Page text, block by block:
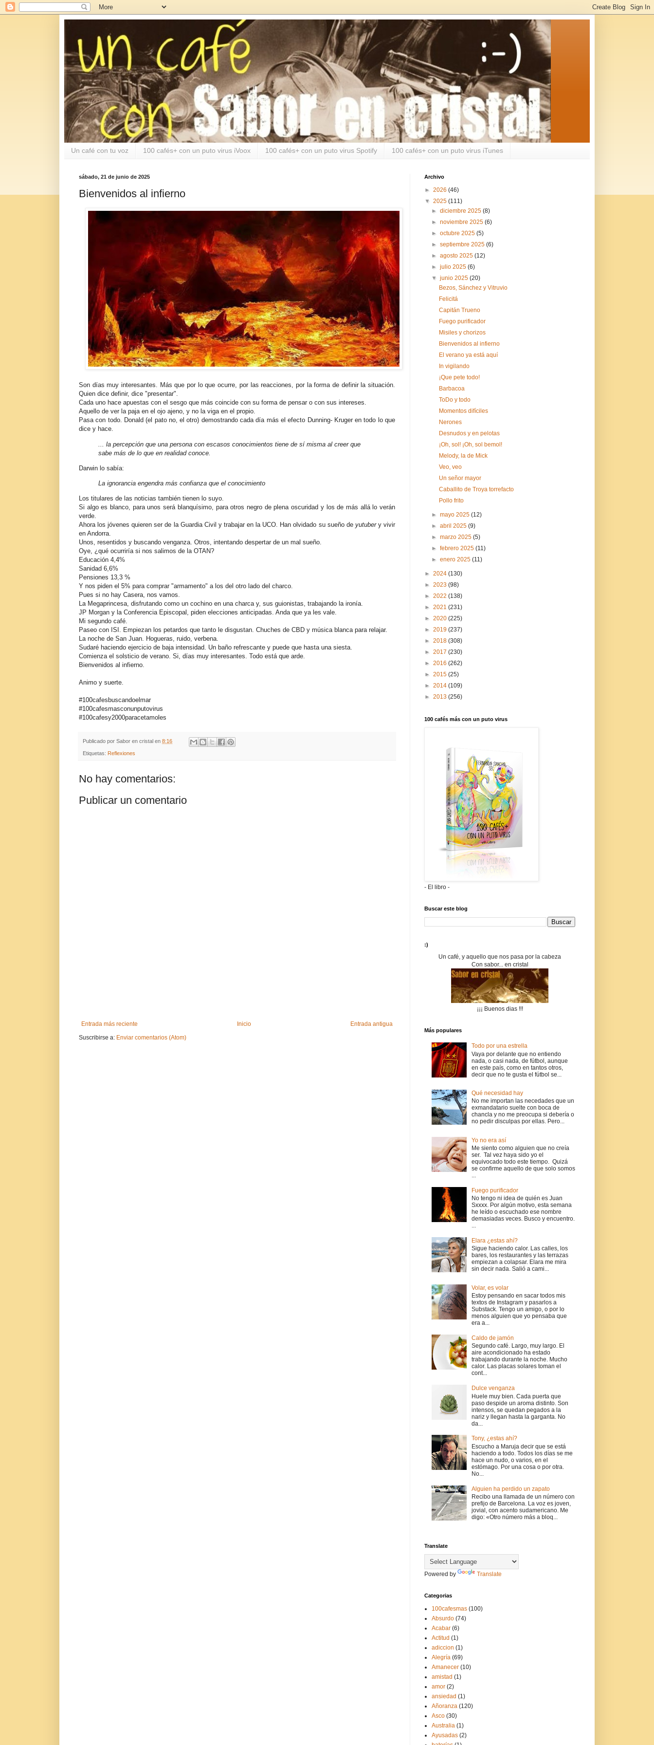
Un café con tu voz 100 cafés+ con un puto virus iVoox 100 cafés+ con un puto virus Spotify 100 cafés+ con un puto virus iTunes
sábado, 21 de junio de 2025
Bienvenidos al infierno
Son días muy interesantes. Más que por lo que ocurre, por las reacciones, por la forma de definir la situación.
Quien dice definir, dice "presentar".
Cada uno hace apuestas con el sesgo que más coincide con su forma de pensar o con sus intereses.
Aquello de ver la paja en el ojo ajeno, y no la viga en el propio.
Pasa con todo. Donald (el pato no, el otro) demostrando cada día más el efecto Dunning- Kruger en todo lo que
dice y hace.
... la percepción que una persona con escasos conocimientos tiene de sí misma al creer que
sabe más de lo que en realidad conoce.
Darwin lo sabía:
La ignorancia engendra más confianza que el conocimiento
Los titulares de las noticias también tienen lo suyo.
Si algo es blanco, para unos será blanquísimo, para otros negro de plena oscuridad y los de más allá lo verán
verde.
Ahora los jóvenes quieren ser de la Guardia Civil y trabajar en la UCO. Han olvidado su sueño de yutuber y vivir
en Andorra.
Unos, resentidos y buscando venganza. Otros, intentando despertar de un mal sueño.
Oye, ¿qué ocurriría si nos salimos de la OTAN?
Educación 4,4%
Sanidad 6,6%
Pensiones 13,3 %
Y nos piden el 5% para comprar "armamento" a los del otro lado del charco.
Pues si no hay Casera, nos vamos.
La Megaprincesa, disfrutando como un cochino en una charca y, sus guionistas, trabajando la ironía.
JP Morgan y la Conferencia Episcopal, piden elecciones anticipadas. Anda que ya les vale.
Mi segundo café.
Paseo con ISI. Empiezan los petardos que tanto le disgustan. Chuches de CBD y música blanca para relajar.
La noche de San Juan. Hogueras, ruido, verbena.
Sudaré haciendo ejercicio de baja intensidad. Un baño refrescante y puede que hasta una siesta.
Comienza el solsticio de verano. Si, días muy interesantes. Todo está que arde.
Bienvenidos al infierno.
Animo y suerte.
#100cafesbuscandoelmar
#100cafesmasconunputovirus
#100cafesy2000paracetamoles
Publicado por Sabor en cristal en 8:16
Etiquetas: Reflexiones
No hay comentarios:
Publicar un comentario
Entrada más reciente Entrada antigua
Inicio
Suscribirse a: Enviar comentarios (Atom)
Archivo
► 2026 (46)
▼ 2025 (111)
►diciembre 2025(8)
►noviembre 2025(6)
►octubre 2025(5)
►septiembre 2025(6)
►agosto 2025(12)
►julio 2025(6)
▼junio 2025(20)
Bezos, Sánchez y Vitruvio
Felicitá
Capitán Trueno
Fuego purificador
Misiles y chorizos
Bienvenidos al infierno
El verano ya está aquí
In vigilando
¡Que pete todo!
Barbacoa
ToDo y todo
Momentos difíciles
Nerones
Desnudos y en pelotas
¡Oh, sol! ¡Oh, sol bemol!
Melody, la de Mick
Veo, veo
Un señor mayor
Caballito de Troya torrefacto
Pollo frito
►mayo 2025(12)
►abril 2025(9)
►marzo 2025(5)
►febrero 2025(11)
►enero 2025(11)
► 2024 (130)
► 2023 (98)
► 2022 (138)
► 2021 (231)
► 2020 (225)
► 2019 (237)
► 2018 (308)
► 2017 (230)
► 2016 (262)
► 2015 (25)
► 2014 (109)
► 2013 (256)
100 cafés más con un puto virus
- El libro -
Buscar este blog
:)
Un café, y aquello que nos pasa por la cabeza
Con sabor... en cristal
¡¡¡ Buenos dias !!!
Más populares
Todo por una estrella
Vaya por delante que no entiendo
nada, o casi nada, de fútbol, aunque
en este país, como en tantos otros,
decir que no te gusta el fútbol se...
Qué necesidad hay
No me importan las necedades que un
exmandatario suelte con boca de
chancla y no me preocupa si debería o
no pedir disculpas por ellas. Pero...
Yo no era así
Me siento como alguien que no creía
ser. Tal vez haya sido yo el
equivocado todo este tiempo. Quizá
se confirme aquello de que solo somos
...
Fuego purificador
No tengo ni idea de quién es Juan
Sxxxx. Por algún motivo, esta semana
he leído o escuchado ese nombre
demasiadas veces. Busco y encuentro.
...
Elara ¿estas ahí?
Sigue haciendo calor. Las calles, los
bares, los restaurantes y las terrazas
empiezan a colapsar. Elara me mira
sin decir nada. Salió a cami...
Volar, es volar
Estoy pensando en sacar todos mis
textos de Instagram y pasarlos a
Substack. Tengo un amigo, o por lo
menos alguien que yo pensaba que
era a...
Caldo de jamón
Segundo café. Largo, muy largo. El
aire acondicionado ha estado
trabajando durante la noche. Mucho
calor. Las placas solares toman el
cont...
Dulce venganza
Huele muy bien. Cada puerta que
paso despide un aroma distinto. Son
intensos, se quedan pegados a la
nariz y llegan hasta la garganta. No
da...
Tony, ¿estas ahí?
Escucho a Maruja decir que se está
haciendo a todo. Todos los días se me
hace un nudo, o varios, en el
estómago. Por una cosa o por otra.
No...
Alguien ha perdido un zapato
Recibo una llamada de un número con
prefijo de Barcelona. La voz es joven,
jovial, con acento sudamericano. Me
digo: «Otro número más a bloq...
Translate
Powered by Translate
Categorias
100cafesmas (100)
Absurdo (74)
Acabar (6)
Actitud (1)
adiccion (1)
Alegría (69)
Amanecer (10)
amistad (1)
amor (2)
ansiedad (1)
Añoranza (120)
Asco (30)
Australia (1)
Ayusadas (2)